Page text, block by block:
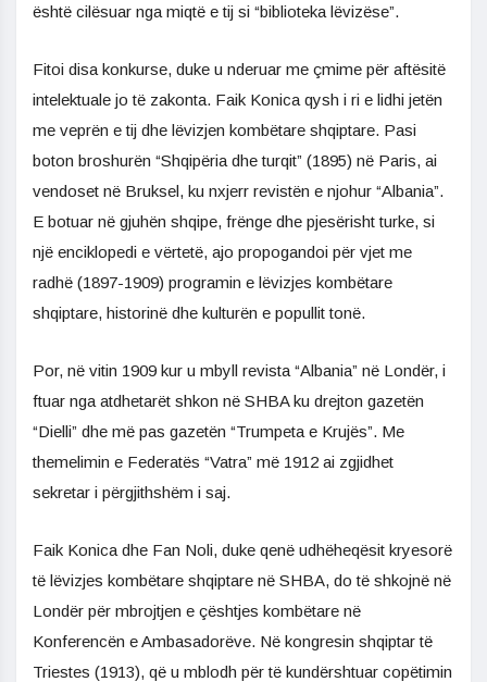
është cilësuar nga miqtë e tij si “biblioteka lëvizëse”.
Fitoi disa konkurse, duke u nderuar me çmime për aftësitë
intelektuale jo të zakonta. Faik Konica qysh i ri e lidhi jetën
me veprën e tij dhe lëvizjen kombëtare shqiptare. Pasi
boton broshurën “Shqipëria dhe turqit” (1895) në Paris, ai
vendoset në Bruksel, ku nxjerr revistën e njohur “Albania”.
E botuar në gjuhën shqipe, frënge dhe pjesërisht turke, si
një enciklopedi e vërtetë, ajo propogandoi për vjet me
radhë (1897-1909) programin e lëvizjes kombëtare
shqiptare, historinë dhe kulturën e popullit tonë.
Por, në vitin 1909 kur u mbyll revista “Albania” në Londër, i
ftuar nga atdhetarët shkon në SHBA ku drejton gazetën
“Dielli” dhe më pas gazetën “Trumpeta e Krujës”. Me
themelimin e Federatës “Vatra” më 1912 ai zgjidhet
sekretar i përgjithshëm i saj.
Faik Konica dhe Fan Noli, duke qenë udhëheqësit kryesorë
të lëvizjes kombëtare shqiptare në SHBA, do të shkojnë në
Londër për mbrojtjen e çështjes kombëtare në
Konferencën e Ambasadorëve. Në kongresin shqiptar të
Triestes (1913), që u mblodh për të kundërshtuar copëtimin